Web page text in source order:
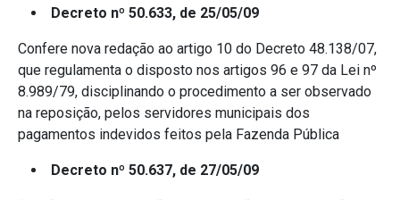
Decreto nº 50.633, de 25/05/09
Confere nova redação ao artigo 10 do Decreto 48.138/07,
que regulamenta o disposto nos artigos 96 e 97 da Lei nº
8.989/79, disciplinando o procedimento a ser observado
na reposição, pelos servidores municipais dos
pagamentos indevidos feitos pela Fazenda Pública
Decreto nº 50.637, de 27/05/09